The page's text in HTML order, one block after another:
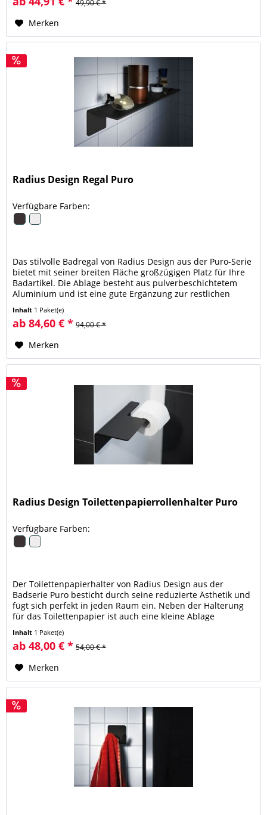
49,90 € *
Merken
Radius Design Regal Puro
Verfügbare Farben:
Das stilvolle Badregal von Radius Design aus der Puro-Serie
bietet mit seiner breiten Fläche großzügigen Platz für Ihre
Badartikel. Die Ablage besteht aus pulverbeschichtetem
Aluminium und ist eine gute Ergänzung zur restlichen
Inhalt 1 Paket(e)
ab 84,60 € * 94,00 € *
Merken
Radius Design Toilettenpapierrollenhalter Puro
Verfügbare Farben:
Der Toilettenpapierhalter von Radius Design aus der
Badserie Puro besticht durch seine reduzierte Ästhetik und
fügt sich perfekt in jeden Raum ein. Neben der Halterung
für das Toilettenpapier ist auch eine kleine Ablage
Inhalt 1 Paket(e)
ab 48,00 € * 54,00 € *
Merken